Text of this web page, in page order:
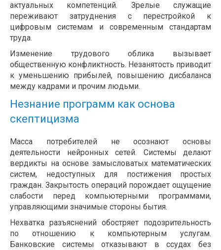
актуальных компетенций. Зрелые служащие
переживают затруднения с перестройкой к
цифровым системам и современным стандартам
труда.
Изменение трудового облика вызывает
общественную конфликтность. Незанятость приводит
к уменьшению прибылей, повышению дисбаланса
между кадрами и прочим людьми.
Незнание программ как основа
скептицизма
Масса потребителей не осознают основы
деятельности нейронных сетей. Системы делают
вердикты на основе замысловатых математических
систем, недоступных для постижения простых
граждан. Закрытость операций порождает ощущение
слабости перед компьютерными программами,
управляющими значимые стороны бытия.
Нехватка разъяснений обостряет подозрительность
по отношению к компьютерным услугам.
Банковские системы отказывают в ссудах без